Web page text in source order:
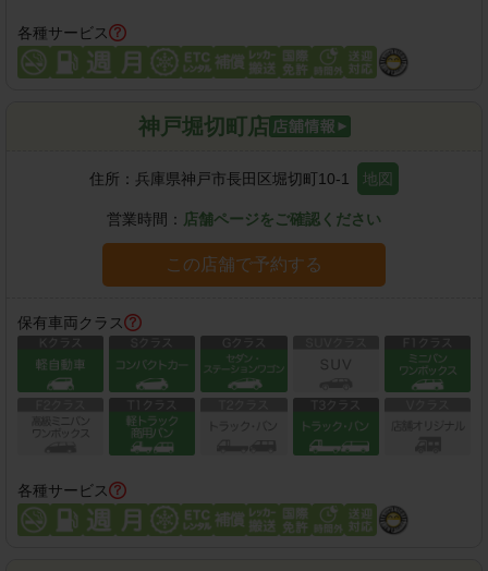
各種サービス
神戸堀切町店
住所： 兵庫県神戸市長田区堀切町10-1 地図
営業時間： 店舗ページをご確認ください
この店舗で予約する
保有車両クラス
各種サービス